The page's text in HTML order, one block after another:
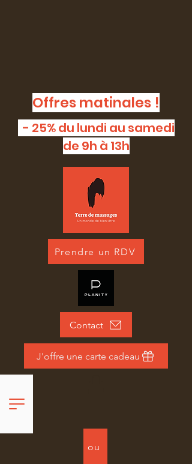
Contact
J'offre une carte cadeau
ou
Offres matinales !
- 25% du lundi au samedi
de 9h à 13h
Prendre un RDV